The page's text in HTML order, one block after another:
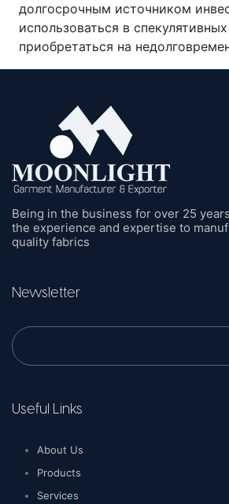
долгосрочным источником
использоваться в
приобретаться на
Being in the business for over 25
the experience and expertise to
quality fabrics
Newsletter
Useful Links
About Us
Products
Services